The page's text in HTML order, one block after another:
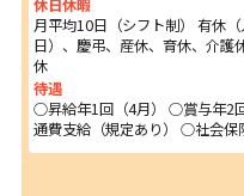
休日休暇
月平均10日（シフト制） 有休
日）、慶弔、産休、育休、介護
休
待遇
○昇給年1回（4月） ○賞与年2
通費支給（規定あり） ○社会保